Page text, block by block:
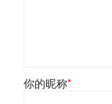
你的昵称*